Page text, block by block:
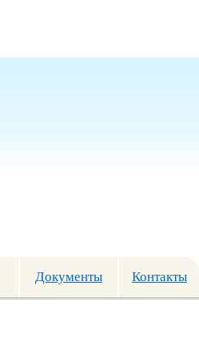
Документы Контакты